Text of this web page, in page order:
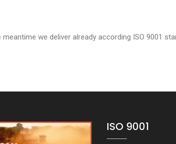
we deliver already according ISO 9001
ISO 9001